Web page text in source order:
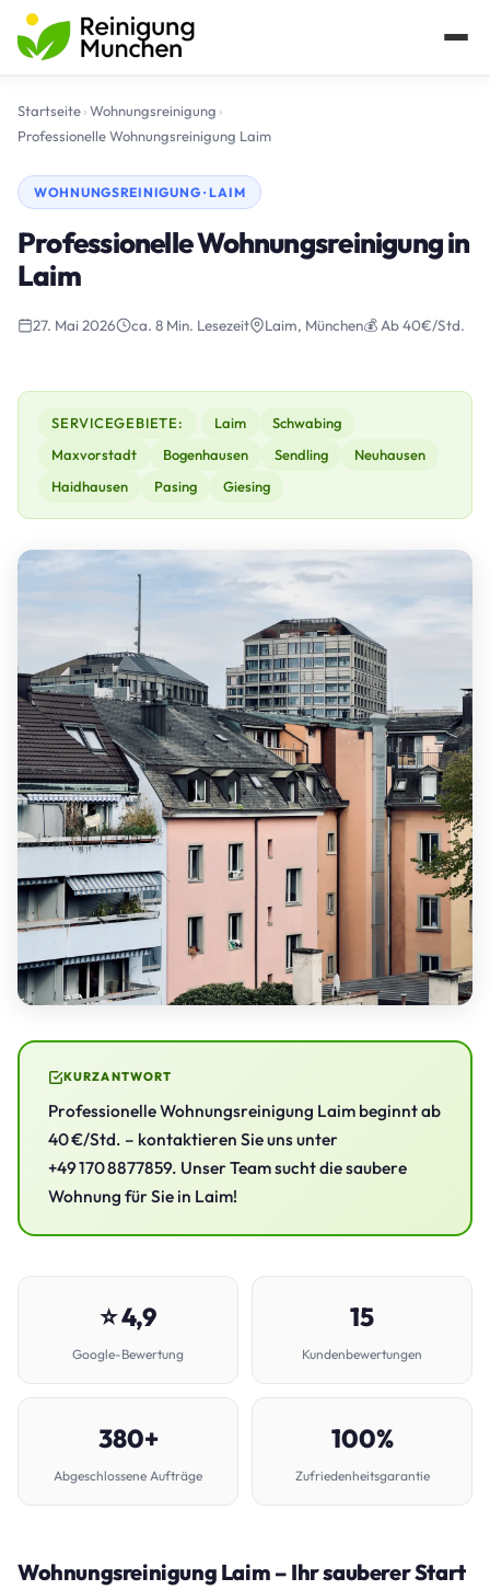
Startseite›Wohnungsreinigung ›
Professionelle Wohnungsreinigung Laim
WOHNUNGSREINIGUNG · LAIM
Professionelle Wohnungsreinigung in
Laim
27. Mai 2026 ca. 8 Min. Lesezeit Laim, München💰 Ab 40€/Std.
SERVICEGEBIETE: Laim
Schwabing
Maxvorstadt
Bogenhausen Sendling
Neuhausen
Haidhausen
Pasing Giesing
KURZANTWORT
Professionelle Wohnungsreinigung Laim beginnt ab
40 €/Std. – kontaktieren Sie uns unter
+49 170 8877859. Unser Team sucht die saubere
Wohnung für Sie in Laim!
⭐ 4,9
Google-Bewertung
15
Kundenbewertungen
380+
Abgeschlossene Aufträge
100%
Zufriedenheitsgarantie
Wohnungsreinigung Laim – Ihr sauberer Start